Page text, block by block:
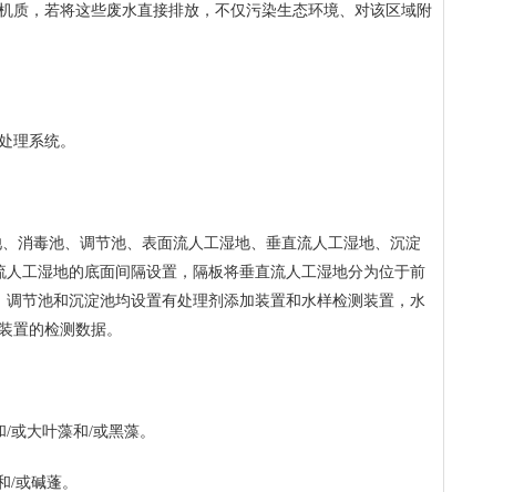
质，若将这些废水直接排放，不仅污染生态环境、对该区域附
系统。
毒池、调节池、表面流人工湿地、垂直流人工湿地、沉淀
工湿地的底面间隔设置，隔板将垂直流人工湿地分为位于前
节池和沉淀池均设置有处理剂添加装置和水样检测装置，水
置的检测数据。
大叶藻和/或黑藻。
或碱蓬。